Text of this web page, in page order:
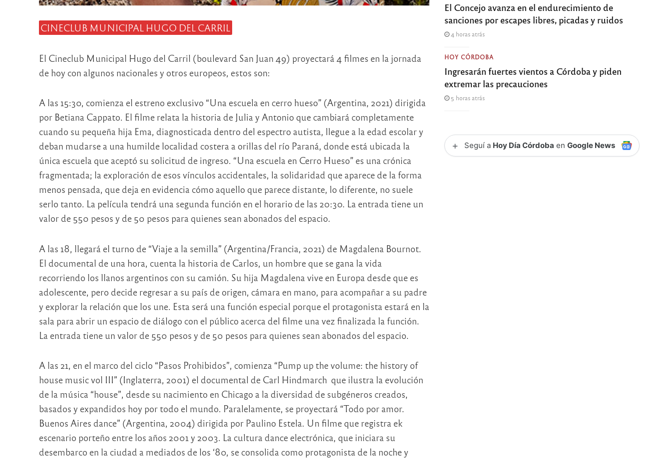
CINECLUB MUNICIPAL HUGO DEL CARRIL
El Cineclub Municipal Hugo del Carril (boulevard San Juan 49) proyectará 4 filmes en la jornada
de hoy con algunos nacionales y otros europeos, estos son:
A las 15:30, comienza el estreno exclusivo “Una escuela en cerro hueso” (Argentina, 2021) dirigida
por Betiana Cappato. El filme relata la historia de Julia y Antonio que cambiará completamente
cuando su pequeña hija Ema, diagnosticada dentro del espectro autista, llegue a la edad escolar y
deban mudarse a una humilde localidad costera a orillas del río Paraná, donde está ubicada la
única escuela que aceptó su solicitud de ingreso. “Una escuela en Cerro Hueso” es una crónica
fragmentada; la exploración de esos vínculos accidentales, la solidaridad que aparece de la forma
menos pensada, que deja en evidencia cómo aquello que parece distante, lo diferente, no suele
serlo tanto. La película tendrá una segunda función en el horario de las 20:30. La entrada tiene un
valor de 550 pesos y de 50 pesos para quienes sean abonados del espacio.
A las 18, llegará el turno de “Viaje a la semilla” (Argentina/Francia, 2021) de Magdalena Bournot.
El documental de una hora, cuenta la historia de Carlos, un hombre que se gana la vida
recorriendo los llanos argentinos con su camión. Su hija Magdalena vive en Europa desde que es
adolescente, pero decide regresar a su país de origen, cámara en mano, para acompañar a su padre
y explorar la relación que los une. Esta será una función especial porque el protagonista estará en la
sala para abrir un espacio de diálogo con el público acerca del filme una vez finalizada la función.
La entrada tiene un valor de 550 pesos y de 50 pesos para quienes sean abonados del espacio.
A las 21, en el marco del ciclo “Pasos Prohibidos”, comienza “Pump up the volume: the history of
house music vol III” (Inglaterra, 2001) el documental de Carl Hindmarch que ilustra la evolución
de la música “house”, desde su nacimiento en Chicago a la diversidad de subgéneros creados,
basados y expandidos hoy por todo el mundo. Paralelamente, se proyectará “Todo por amor.
Buenos Aires dance” (Argentina, 2004) dirigida por Paulino Estela. Un filme que registra ek
escenario porteño entre los años 2001 y 2003. La cultura dance electrónica, que iniciara su
desembarco en la ciudad a mediados de los ‘80, se consolida como protagonista de la noche y
El Concejo avanza en el endurecimiento de
sanciones por escapes libres, picadas y ruidos
4 horas atrás
HOY CÓRDOBA
Ingresarán fuertes vientos a Córdoba y piden
extremar las precauciones
5 horas atrás
+ Seguí a Hoy Día Córdoba enGoogle News